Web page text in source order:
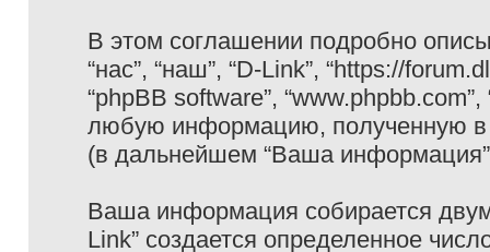
В этом соглашении подробно
“нас”, “наш”, “D-Link”, “https://
“phpBB software”,
любую информацию, полученную в
(в дальнейшем “Ваша
Ваша информация собирается
Link” создается определенное